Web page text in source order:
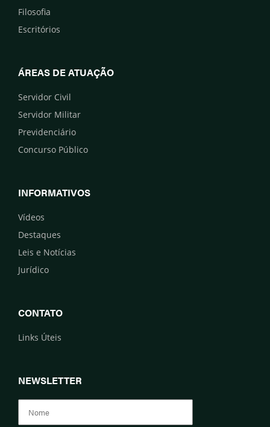
Filosofia
Escritórios
ÁREAS DE ATUAÇÃO
Servidor Civil
Servidor Militar
Previdenciário
Concurso Público
INFORMATIVOS
Vídeos
Destaques
Leis e Notícias
Jurídico
CONTATO
Links Úteis
NEWSLETTER